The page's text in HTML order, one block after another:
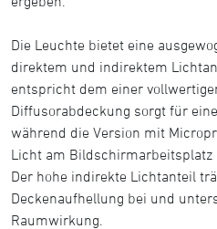
Die Leuchte bietet eine
direktem und indirektem
entspricht dem einer
Diffusorabdeckung sorgt für
während die Version mit
Licht am Bildschirmarbeitsplatz
Der hohe indirekte Lichtanteil
Deckenaufhellung bei und
Raumwirkung.